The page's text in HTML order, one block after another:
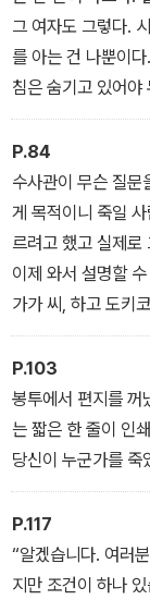
소설이다. 히가시노
점’으로 돌아가 집
고 있다.
진상을 안 이후에는
알았다 싶으면 또
할 수 없는 충격적
지닌 작품은 ‘재미
워주며 열렬한 성원
‘북다’에서 특별 한
그 여자도 그렇다.
를 아는 건 나뿐이
침은 숨기고 있어야
P.84
수사관이 무슨 질문
게 목적이니 죽일
르려고 했고 실제로
이제 와서 설명할
가가 씨, 하고 도키
“이런 케이스는 드
을 진술하지 않는 일
P.103
봉투에서 편지를 꺼
는 짧은 한 줄이 인
당신이 누군가를 죽
P.117
“알겠습니다. 여러
지만 조건이 하나